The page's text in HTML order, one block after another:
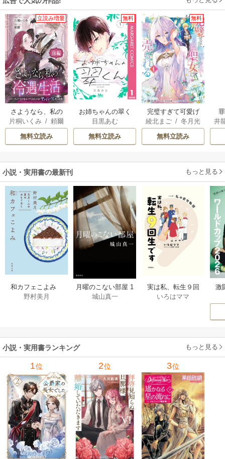
立読み増量
さようなら、私の
冷遇生活 ～パーテ
ィーで声をかけて
きたのがヤバい男
片桐いくみ /頼爾
無料立読み
無料
お姉ちゃんの翠く
ん
目黒あむ
無料立読み
無料
完璧すぎて可愛げ
がないと婚約破棄
された聖女は隣国
に売られる
綾北まご /冬月光
輝/ 昌未
無料立読み
井
小説・実用書の最新刊 もっと見る
和カフェこよみ
五月くんの夏のお
野村美月
月曜のこない部屋 1
巻
城山真一
実は私、転生９回
生です マンガ
いろはママ
激
小説・実用書ランキング もっと見る
1位 2位 3位